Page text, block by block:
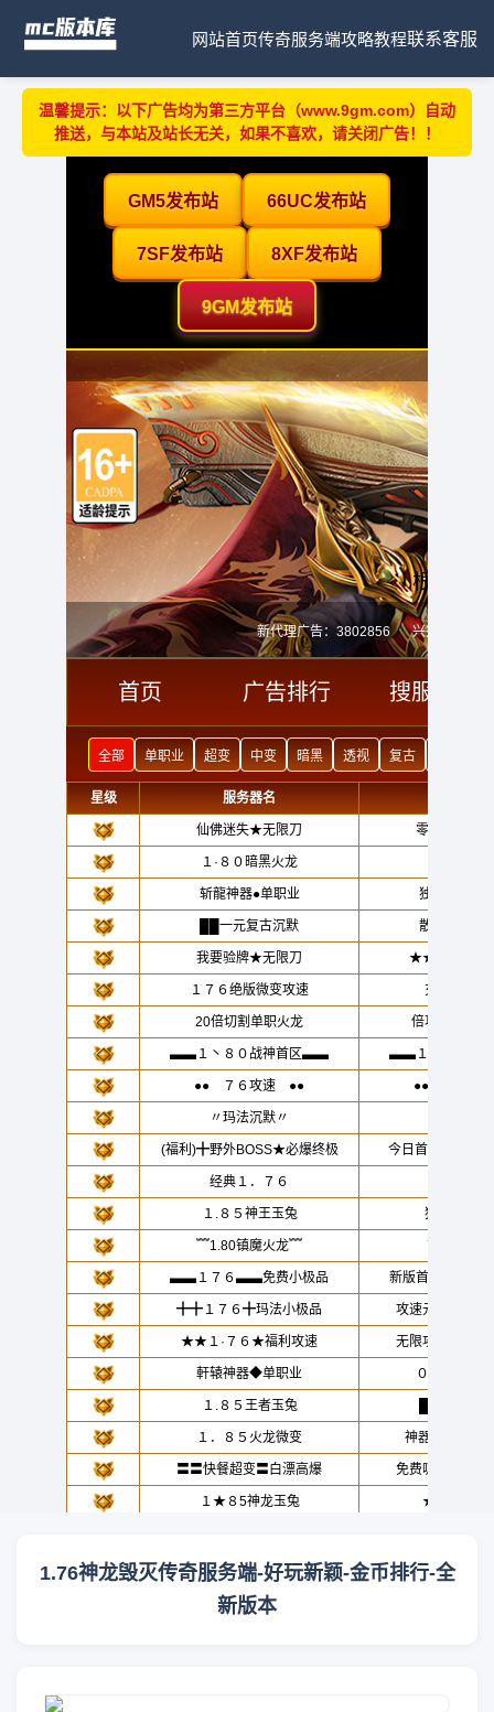
网站首页传奇服务端攻略教程联系客服
温馨提示：以下广告均为第三方平台（www.9gm.com）自动
推送，与本站及站长无关，如果不喜欢，请关闭广告！！
1.76神龙毁灭传奇服务端-好玩新颖-金币排行-全
新版本